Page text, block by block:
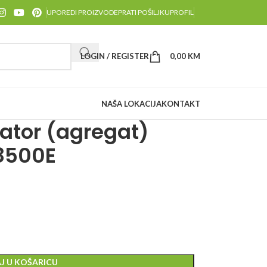
UPOREDI PROIZVODEPRATI POŠILJKUPROFIL
LOGIN / REGISTER 0,00 KM
NAŠA LOKACIJAKONTAKT
(agregat)
U KOŠARICU